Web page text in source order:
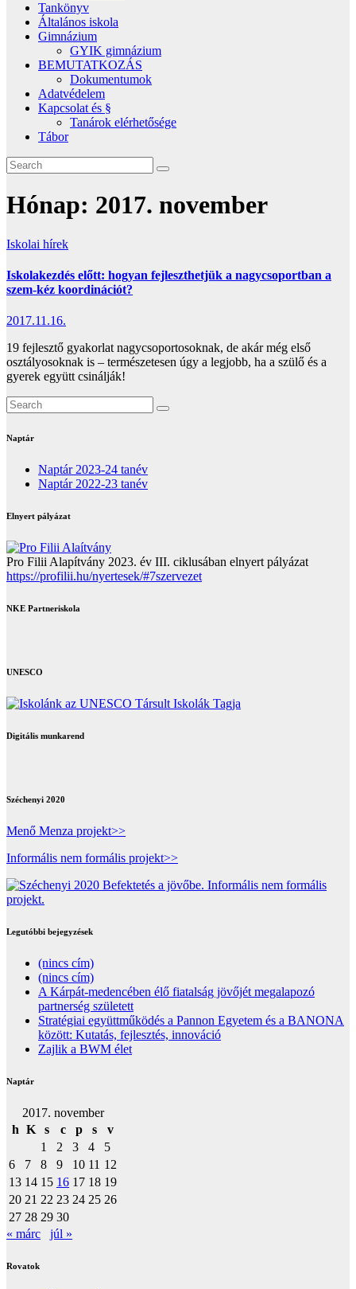
Tankönyv
Általános iskola
Gimnázium
GYIK gimnázium
BEMUTATKOZÁS
Dokumentumok
Adatvédelem
Kapcsolat és §
Tanárok elérhetősége
Tábor
Hónap: 2017. november
Iskolai hírek
Iskolakezdés előtt: hogyan fejleszthetjük a nagycsoportban a
szem-kéz koordinációt?
2017.11.16.
19 fejlesztő gyakorlat nagycsoportosoknak, de akár még első
osztályosoknak is – természetesen úgy a legjobb, ha a szülő és a
gyerek együtt csinálják!
Naptár
Naptár 2023-24 tanév
Naptár 2022-23 tanév
Elnyert pályázat
Pro Filii Alapítvány 2023. év III. ciklusában elnyert pályázat
https://profilii.hu/nyertesek/#7szervezet
NKE Partneriskola
UNESCO
Digitális munkarend
Széchenyi 2020
Menő Menza projekt>>
Informális nem formális projekt>>
Legutóbbi bejegyzések
(nincs cím)
(nincs cím)
A Kárpát-medencében élő fiatalság jövőjét megalapozó
partnerség született
Stratégiai együttműködés a Pannon Egyetem és a BANONA
között: Kutatás, fejlesztés, innováció
Zajlik a BWM élet
Naptár
2017. november
h K s c p s
v
1
2 3 4
5
6
7 8 9 10 11 12
13 14 15 16 17 18 19
20 21 22 23 24 25 26
27 28 29 30
« márc
júl »
Rovatok